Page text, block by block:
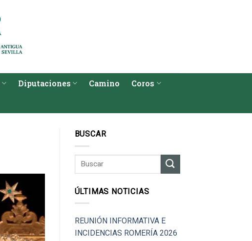
Diputaciones Camino
Coros
BUSCAR
ÚLTIMAS NOTICIAS
REUNIÓN INFORMATIVA E
INCIDENCIAS ROMERÍA 2026